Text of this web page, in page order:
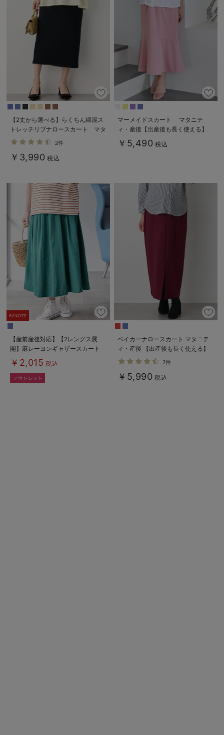
【2丈から選べる】らくちん綿混ス
トレッチリブナロースカート マタ
ニティ・産後【出産後も長く使え
2件
￥3,990 税込
マーメイドスカート マタニテ
ィ・産後【出産後も長く使える】
￥5,490 税込
60%OFF
【産前産後対応】【2レングス展
開】麻レーヨンギャザースカート
【出産後も長く使える】
￥2,015 税込
ベイカーナロースカート マタニテ
ィ・産後 【出産後も長く使える】
2件
￥5,990 税込